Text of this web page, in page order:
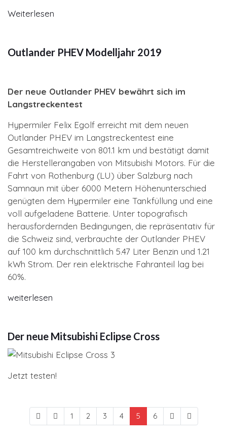
Weiterlesen
Outlander PHEV Modelljahr 2019
Der neue Outlander PHEV bewährt sich im
Langstreckentest
Hypermiler Felix Egolf erreicht mit dem neuen
Outlander PHEV im Langstreckentest eine
Gesamtreichweite von 801.1 km und bestätigt damit
die Herstellerangaben von Mitsubishi Motors. Für die
Fahrt von Rothenburg (LU) über Salzburg nach
Samnaun mit über 6000 Metern Höhenunterschied
genügten dem Hypermiler eine Tankfüllung und eine
voll aufgeladene Batterie. Unter topografisch
herausfordernden Bedingungen, die repräsentativ für
die Schweiz sind, verbrauchte der Outlander PHEV
auf 100 km durchschnittlich 5.47 Liter Benzin und 1.21
kWh Strom. Der rein elektrische Fahranteil lag bei
60%.
weiterlesen
Der neue Mitsubishi Eclipse Cross
Jetzt testen!
1 2 3 4 5 6